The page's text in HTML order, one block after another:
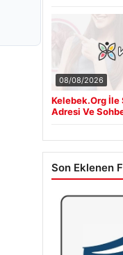
08/08/2026
Kelebek.Org
Adresi Ve
Son Eklenen